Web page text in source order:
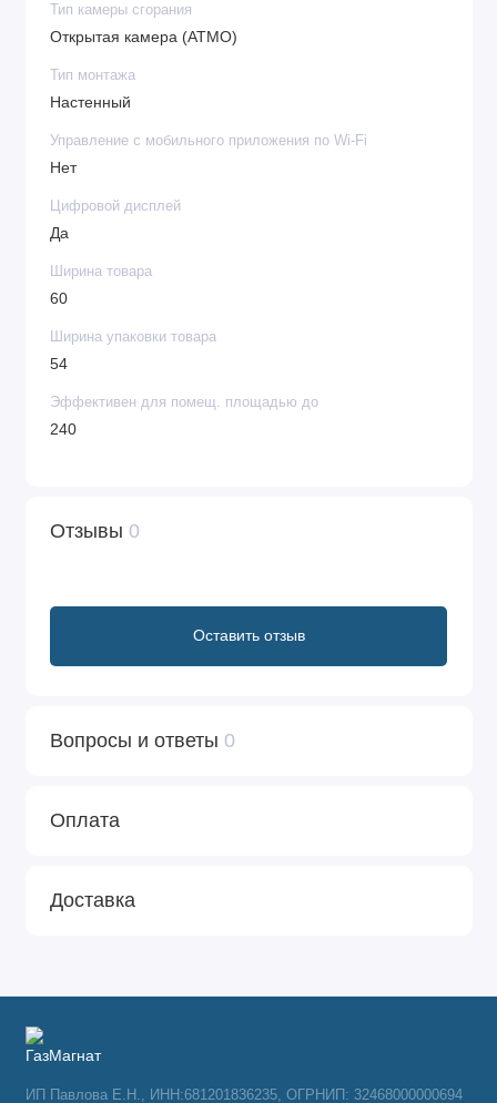
Тип камеры сгорания
Открытая камера (ATMO)
Тип монтажа
Настенный
Управление c мобильного приложения по Wi-Fi
Нет
Цифровой дисплей
Да
Ширина товара
60
Ширина упаковки товара
54
Эффективен для помещ. площадью до
240
Отзывы 0
Оставить отзыв
Вопросы и ответы 0
Оплата
Доставка
ИП Павлова Е.Н., ИНН:681201836235, ОГРНИП: 32468000000694